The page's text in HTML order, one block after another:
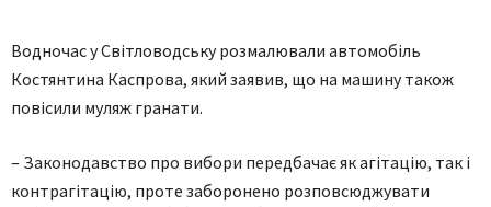
Водночас у Світловодську розмалювали автомобіль
Костянтина Каспрова, який заявив, що на машину також
повісили муляж гранати.
– Законодавство про вибори передбачає як агітацію, так і
контрагітацію, проте заборонено розповсюджувати